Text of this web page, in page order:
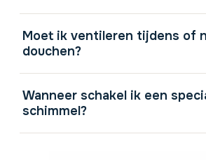
Moet ik ventileren tijdens of
douchen?
Wanneer schakel ik een
schimmel?